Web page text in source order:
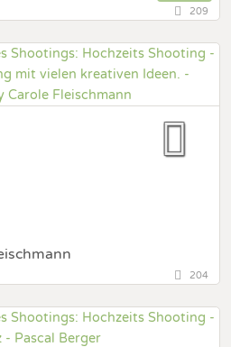
Shooting
Fotostory
209
Shooting
204